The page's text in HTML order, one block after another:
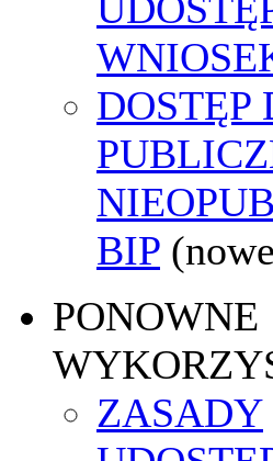
DOSTĘP
BIP
PONOWNE
ZASADY